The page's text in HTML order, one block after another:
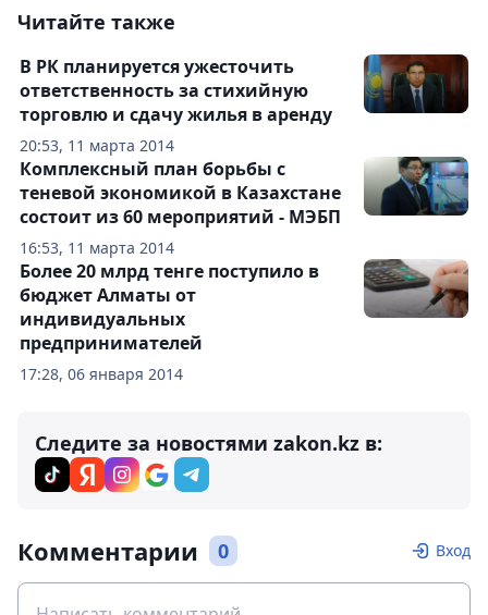
Читайте также
20:53, 11 марта 2014
В РК планируется ужесточить
ответственность за стихийную
торговлю и сдачу жилья в аренду
16:53, 11 марта 2014
Комплексный план борьбы с
теневой экономикой в Казахстане
состоит из 60 мероприятий - МЭБП
17:28, 06 января 2014
Более 20 млрд тенге поступило в
бюджет Алматы от
индивидуальных
предпринимателей
Следите за новостями zakon.kz в:
Комментарии 0 Вход